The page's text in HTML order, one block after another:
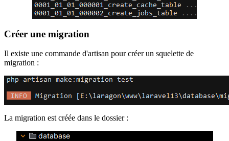
Créer une migration
Il existe une commande d'artisan pour créer un squelette de
migration :
La migration est créée dans le dossier :